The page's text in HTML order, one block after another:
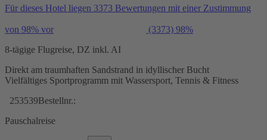
Für dieses Hotel liegen 3373 Bewertungen mit einer Zustimmung
von 98% vor (3373) 98%
8-tägige Flugreise, DZ inkl. AI
Direkt am traumhaften Sandstrand in idyllischer Bucht
Vielfältiges Sportprogramm mit Wassersport, Tennis & Fitness
253539Bestellnr.:
Pauschalreise